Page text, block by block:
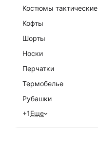
Костюмы тактические
Кофты
Шорты
Носки
Перчатки
Термобелье
Рубашки
+1Еще